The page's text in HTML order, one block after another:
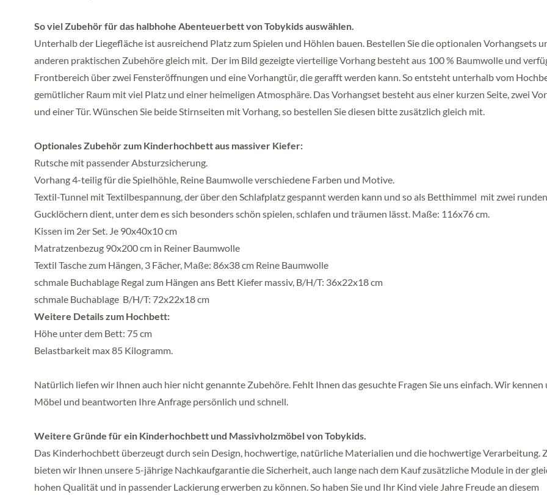
So viel Zubehör für das halbhohe Abenteuerbett von Tobykids auswählen.
Unterhalb der Liegefläche ist ausreichend Platz zum Spielen und Höhlen bauen. Bestellen Sie die optionalen Vorhangsets
anderen praktischen Zubehöre gleich mit. Der im Bild gezeigte vierteilige Vorhang besteht aus 100 % Baumwolle und
Frontbereich über zwei Fensteröffnungen und eine Vorhangtür, die gerafft werden kann. So entsteht unterhalb vom
gemütlicher Raum mit viel Platz und einer heimeligen Atmosphäre. Das Vorhangset besteht aus einer kurzen Seite, zwei
und einer Tür. Wünschen Sie beide Stirnseiten mit Vorhang, so bestellen Sie diesen bitte zusätzlich gleich mit.
Optionales Zubehör zum Kinderhochbett aus massiver Kiefer:
Rutsche mit passender Absturzsicherung.
Vorhang 4-teilig für die Spielhöhle, Reine Baumwolle verschiedene Farben und Motive.
Textil-Tunnel mit Textilbespannung, der über den Schlafplatz gespannt werden kann und so als Betthimmel mit zwei runden
Gucklöchern dient, unter dem es sich besonders schön spielen, schlafen und träumen lässt. Maße: 116x76 cm.
Kissen im 2er Set. Je 90x40x10 cm
Matratzenbezug 90x200 cm in Reiner Baumwolle
Textil Tasche zum Hängen, 3 Fächer, Maße: 86x38 cm Reine Baumwolle
schmale Buchablage Regal zum Hängen ans Bett Kiefer massiv, B/H/T: 36x22x18 cm
schmale Buchablage B/H/T: 72x22x18 cm
Weitere Details zum Hochbett:
Höhe unter dem Bett: 75 cm
Belastbarkeit max 85 Kilogramm.
Natürlich liefen wir Ihnen auch hier nicht genannte Zubehöre. Fehlt Ihnen das gesuchte Fragen Sie uns einfach. Wir kennen
Möbel und beantworten Ihre Anfrage persönlich und schnell.
Weitere Gründe für ein Kinderhochbett und Massivholzmöbel von Tobykids.
Das Kinderhochbett überzeugt durch sein Design, hochwertige, natürliche Materialien und die hochwertige Verarbeitung.
bieten wir Ihnen unsere 5-jährige Nachkaufgarantie die Sicherheit, auch lange nach dem Kauf zusätzliche Module in der
hohen Qualität und in passender Lackierung erwerben zu können. So haben Sie und Ihr Kind viele Jahre Freude an diesem